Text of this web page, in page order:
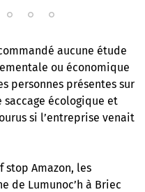
aucune étude
ou économique
personnes présentes sur
écologique et
si l’entreprise venait
stop Amazon, les
de Lumunoc’h à Briec